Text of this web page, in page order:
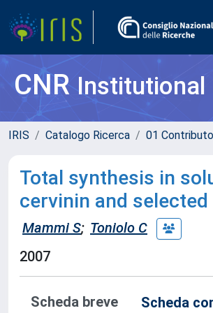
CNRInstitutional
IRIS Catalogo Ricerca 01
Total synthesis in
cervinin and
Mammi S; Toniolo C
2007
Scheda breve Scheda